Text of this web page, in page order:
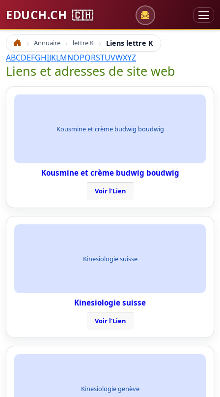
EDUCH.CH 🇨🇭
Accueil Annuaire lettre K Liens lettre K
ABCDEFGHIJKLMNOPQRSTUVWXYZ
Liens et adresses de site web
Kousmine et crème budwig boudwig
Kousmine et crème budwig boudwig
Voir l'Lien
Kinesiologie suisse
Kinesiologie suisse
Voir l'Lien
Kinesiologie genève